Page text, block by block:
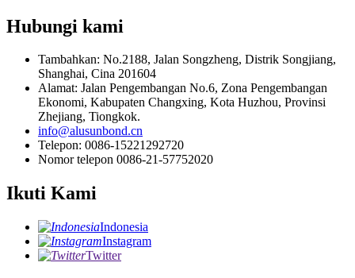
Hubungi kami
Tambahkan: No.2188, Jalan Songzheng, Distrik Songjiang,
Shanghai, Cina 201604
Alamat: Jalan Pengembangan No.6, Zona Pengembangan
Ekonomi, Kabupaten Changxing, Kota Huzhou, Provinsi
Zhejiang, Tiongkok.
info@alusunbond.cn
Telepon: 0086-15221292720
Nomor telepon 0086-21-57752020
Ikuti Kami
Indonesia
Instagram
Twitter